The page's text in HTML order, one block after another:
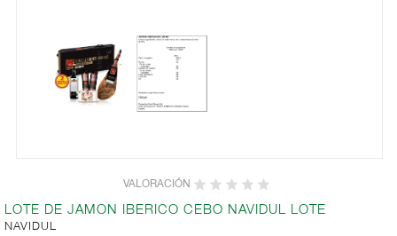
VALORACIÓN
LOTE DE JAMON IBERICO CEBO NAVIDUL LOTE
NAVIDUL